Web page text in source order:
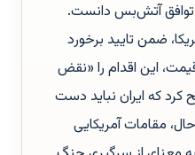
توافق آتش‌بس دانست.
ضمن تایید برخورد
این اقدام را «نقض
کرد که ایران نباید دست
مقامات آمریکایی